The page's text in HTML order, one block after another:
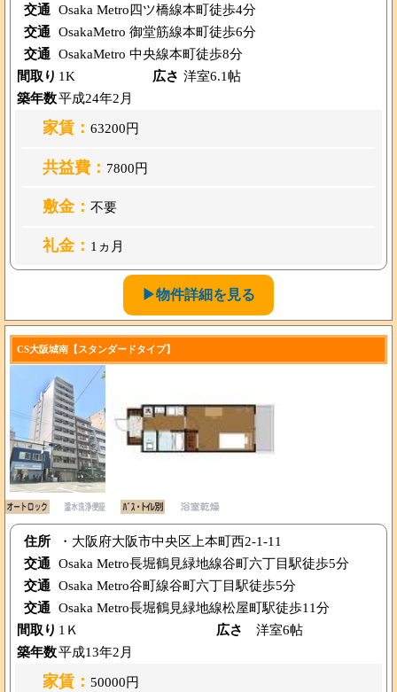
交通 Osaka Metro四ツ橋線本町徒歩4分
交通 OsakaMetro 御堂筋線本町徒歩6分
交通 OsakaMetro 中央線本町徒歩8分
間取り 1K 広さ 洋室6.1帖
築年数平成24年2月
家賃： 63200円
共益費： 7800円
敷金： 不要
礼金： 1ヵ月
▶物件詳細を見る
CS大阪城南【スタンダードタイプ】
住所
・大阪府大阪市中央区上本町西2-1-11
交通 Osaka Metro長堀鶴見緑地線谷町六丁目駅徒歩5分
交通 Osaka Metro谷町線谷町六丁目駅徒歩5分
交通 Osaka Metro長堀鶴見緑地線松屋町駅徒歩11分
間取り 1Ｋ 広さ
洋室6帖
築年数平成13年2月
家賃： 50000円